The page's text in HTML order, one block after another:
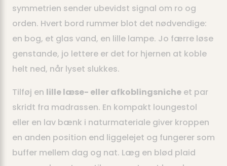
symmetrien sender ubevidst signal om ro og
orden. Hvert bord rummer blot det nødvendige:
en bog, et glas vand, en lille lampe. Jo færre løse
genstande, jo lettere er det for hjernen at koble
helt ned, når lyset slukkes.
Tilføj en lille læse- eller afkoblingsniche et par
skridt fra madrassen. En kompakt loungestol
eller en lav bænk i naturmateriale giver kroppen
en anden position end liggelejet og fungerer som
buffer mellem dag og nat. Læg en blød plaid